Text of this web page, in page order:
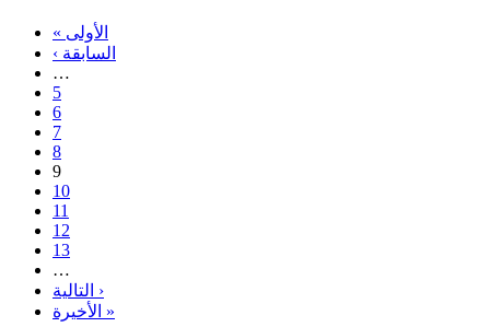
« الأولى
‹ السابقة
…
5
6
7
8
9
10
11
12
13
…
التالية ›
الأخيرة »